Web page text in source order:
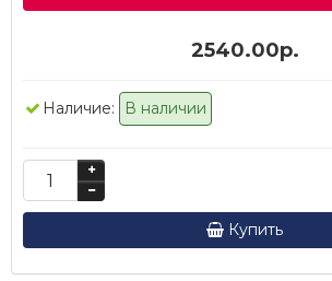
2540.00р.
Наличие: В наличии
Купить